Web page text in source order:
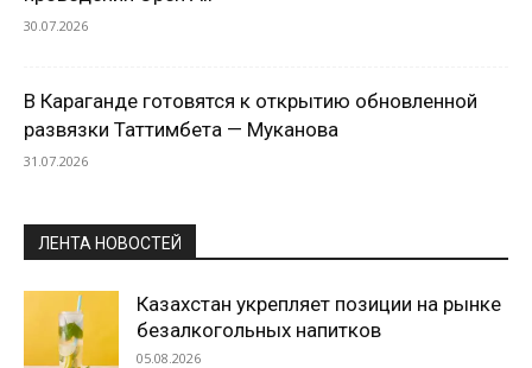
30.07.2026
В Караганде готовятся к открытию обновленной
развязки Таттимбета — Муканова
31.07.2026
ЛЕНТА НОВОСТЕЙ
Казахстан укрепляет позиции на рынке
безалкогольных напитков
05.08.2026